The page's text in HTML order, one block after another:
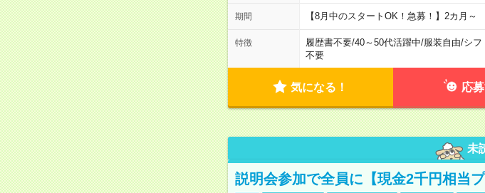
期間 【8月中のスタートOK！急募！】2カ月
特徴 履歴書不要/40～50代活躍中/服装自由/シフ
不要
気になる！ 応
未
説明会参加で全員に【現金2千円相当